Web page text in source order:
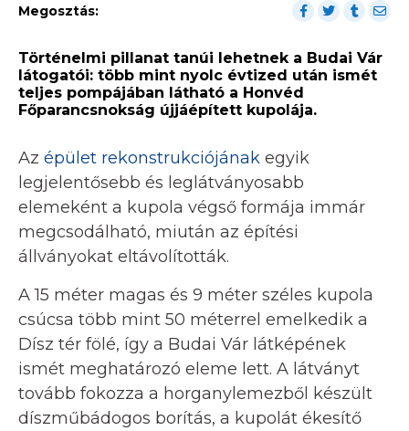
Megosztás:
Történelmi pillanat tanúi lehetnek a Budai Vár
látogatói: több mint nyolc évtized után ismét
teljes pompájában látható a Honvéd
Főparancsnokság újjáépített kupolája.
Az épület rekonstrukciójának egyik
legjelentősebb és leglátványosabb
elemeként a kupola végső formája immár
megcsodálható, miután az építési
állványokat eltávolították.
A 15 méter magas és 9 méter széles kupola
csúcsa több mint 50 méterrel emelkedik a
Dísz tér fölé, így a Budai Vár látképének
ismét meghatározó eleme lett. A látványt
tovább fokozza a horganylemezből készült
díszműbádogos borítás, a kupolát ékesítő